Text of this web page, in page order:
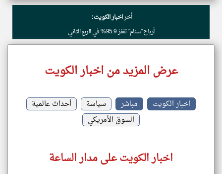
أخراخبار الكويت:
أرباح "سنام" تقفز 95.9% في الربع الثاني
عرض المزيد من اخبار الكويت
اخبار الكويت مباشر سياسة
أحداث عالمية
السوق الأمريكي
اخبار الكويت على مدار الساعة